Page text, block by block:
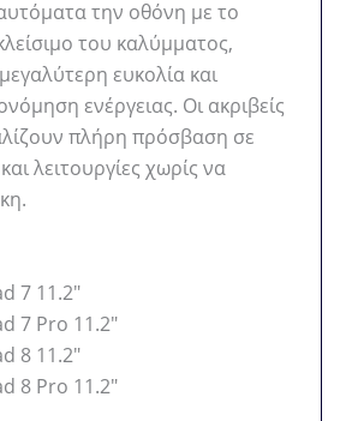
την οθόνη με το
του καλύμματος,
ευκολία και
ενέργειας. Οι ακριβείς
πλήρη πρόσβαση σε
λειτουργίες χωρίς να
7 11.2″
7 Pro 11.2″
8 11.2″
8 Pro 11.2″